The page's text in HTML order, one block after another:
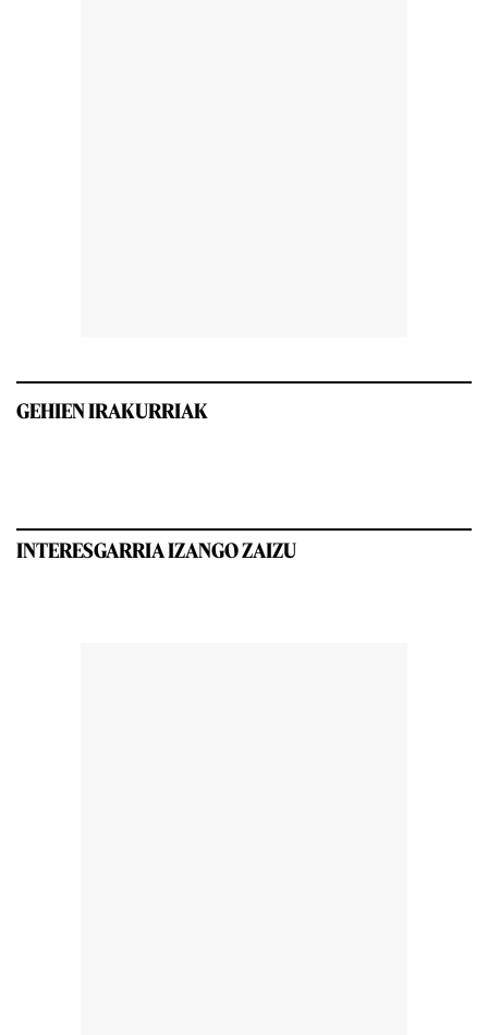
GEHIEN IRAKURRIAK
INTERESGARRIA IZANGO ZAIZU